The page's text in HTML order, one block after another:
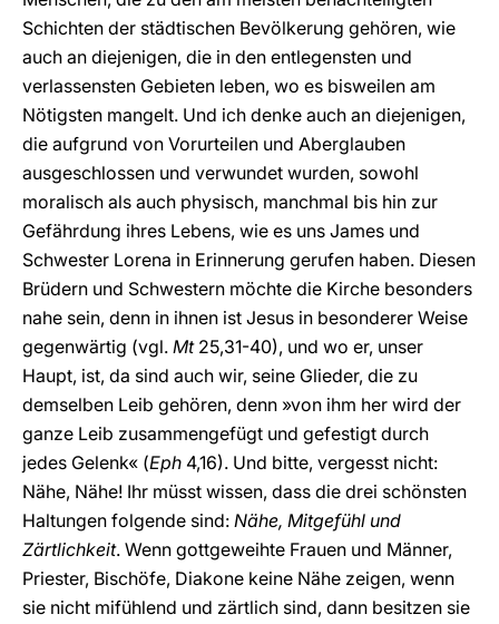
Schichten der städtischen Bevölkerung gehören, wie
auch an diejenigen, die in den entlegensten und
verlassensten Gebieten leben, wo es bisweilen am
Nötigsten mangelt. Und ich denke auch an diejenigen,
die aufgrund von Vorurteilen und Aberglauben
ausgeschlossen und verwundet wurden, sowohl
moralisch als auch physisch, manchmal bis hin zur
Gefährdung ihres Lebens, wie es uns James und
Schwester Lorena in Erinnerung gerufen haben. Diesen
Brüdern und Schwestern möchte die Kirche besonders
nahe sein, denn in ihnen ist Jesus in besonderer Weise
gegenwärtig (vgl. Mt25,31-40), und wo er, unser
Haupt, ist, da sind auch wir, seine Glieder, die zu
demselben Leib gehören, denn »von ihm her wird der
ganze Leib zusammengefügt und gefestigt durch
jedes Gelenk« (Eph 4,16). Und bitte, vergesst nicht:
Nähe, Nähe! Ihr müsst wissen, dass die drei schönsten
Haltungen folgende sind: Nähe, Mitgefühl und
Zärtlichkeit. Wenn gottgeweihte Frauen und Männer,
Priester, Bischöfe, Diakone keine Nähe zeigen, wenn
sie nicht mifühlend und zärtlich sind, dann besitzen sie